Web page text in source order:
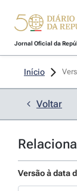
Jornal Oficial da
Início
Voltar
Versão à data